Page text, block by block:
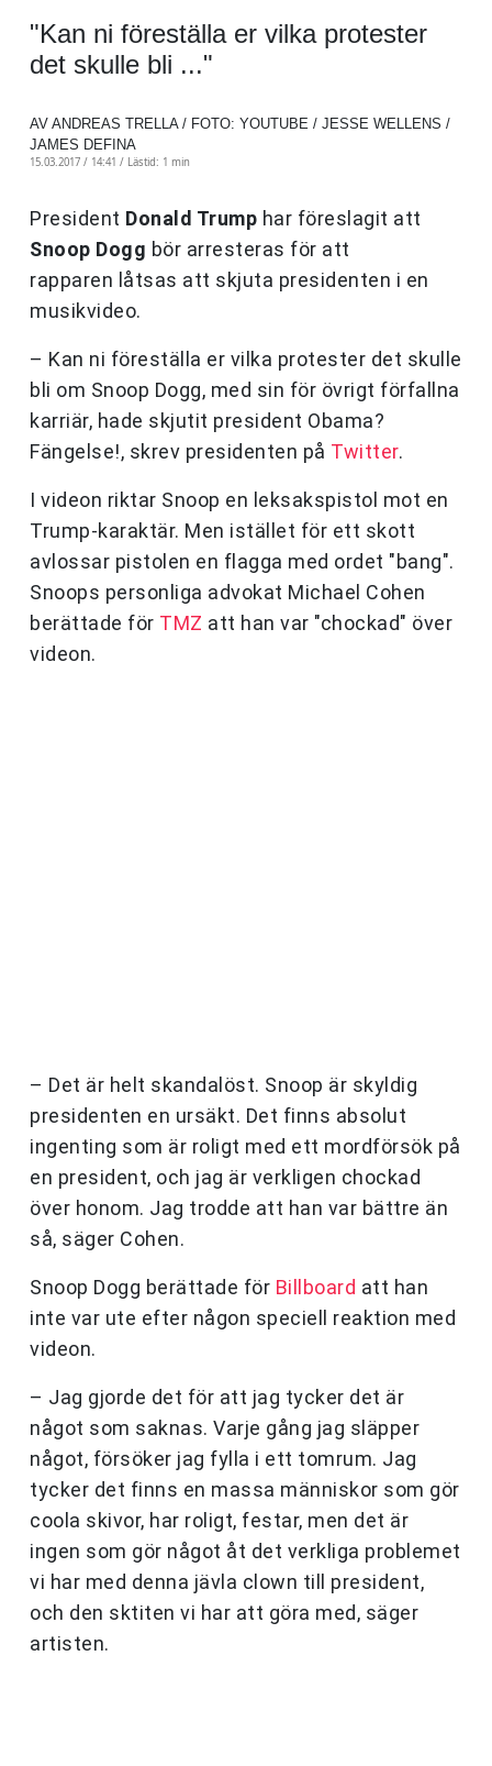
"Kan ni föreställa er vilka protester
det skulle bli ..."
AV ANDREAS TRELLA / FOTO: YOUTUBE / JESSE WELLENS /
JAMES DEFINA
15.03.2017 / 14:41 / Lästid: 1 min
President Donald Trump har föreslagit att
Snoop Dogg bör arresteras för att
rapparen låtsas att skjuta presidenten i en
musikvideo.
– Kan ni föreställa er vilka protester det skulle
bli om Snoop Dogg, med sin för övrigt förfallna
karriär, hade skjutit president Obama?
Fängelse!, skrev presidenten på Twitter.
I videon riktar Snoop en leksakspistol mot en
Trump-karaktär. Men istället för ett skott
avlossar pistolen en flagga med ordet "bang".
Snoops personliga advokat Michael Cohen
berättade för TMZ att han var "chockad" över
videon.
– Det är helt skandalöst. Snoop är skyldig
presidenten en ursäkt. Det finns absolut
ingenting som är roligt med ett mordförsök på
en president, och jag är verkligen chockad
över honom. Jag trodde att han var bättre än
så, säger Cohen.
Snoop Dogg berättade för Billboard att han
inte var ute efter någon speciell reaktion med
videon.
– Jag gjorde det för att jag tycker det är
något som saknas. Varje gång jag släpper
något, försöker jag fylla i ett tomrum. Jag
tycker det finns en massa människor som gör
coola skivor, har roligt, festar, men det är
ingen som gör något åt det verkliga problemet
vi har med denna jävla clown till president,
och den sktiten vi har att göra med, säger
artisten.